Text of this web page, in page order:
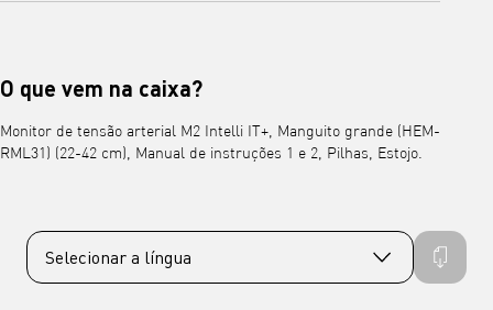
O que vem na caixa?
Monitor de tensão arterial M2 Intelli IT+, Manguito grande (HEM-
RML31) (22-42 cm), Manual de instruções 1 e 2, Pilhas, Estojo.